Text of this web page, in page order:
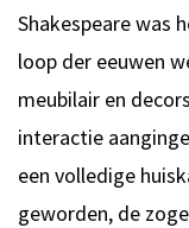
Shakespeare was
loop der eeuwen
meubilair en
interactie
een volledige
geworden, de